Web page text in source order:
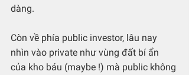
dàng.
Còn về phía public investor, lâu nay
nhìn vào private như vùng đất bí ẩn
của kho báu (maybe !) mà public không